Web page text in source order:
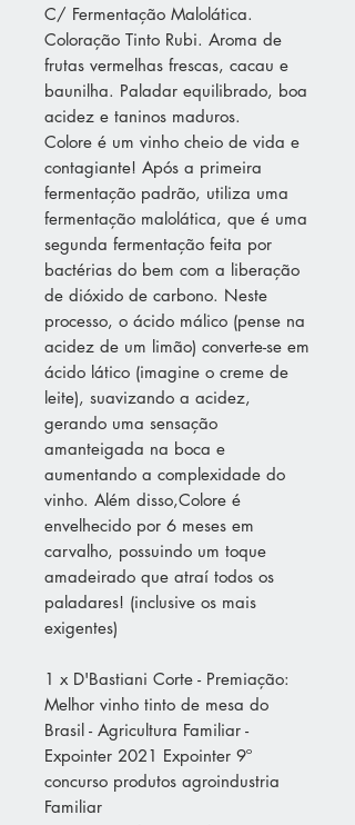
C/ Fermentação Malolática.
Coloração Tinto Rubi. Aroma de
frutas vermelhas frescas, cacau e
baunilha. Paladar equilibrado, boa
acidez e taninos maduros.
Colore é um vinho cheio de vida e
contagiante! Após a primeira
fermentação padrão, utiliza uma
fermentação malolática, que é uma
segunda fermentação feita por
bactérias do bem com a liberação
de dióxido de carbono. Neste
processo, o ácido málico (pense na
acidez de um limão) converte-se em
ácido lático (imagine o creme de
leite), suavizando a acidez,
gerando uma sensação
amanteigada na boca e
aumentando a complexidade do
vinho. Além disso,Colore é
envelhecido por 6 meses em
carvalho, possuindo um toque
amadeirado que atraí todos os
paladares! (inclusive os mais
exigentes)
1 x D'Bastiani Corte - Premiação:
Melhor vinho tinto de mesa do
Brasil - Agricultura Familiar -
Expointer 2021 Expointer 9º
concurso produtos agroindustria
Familiar